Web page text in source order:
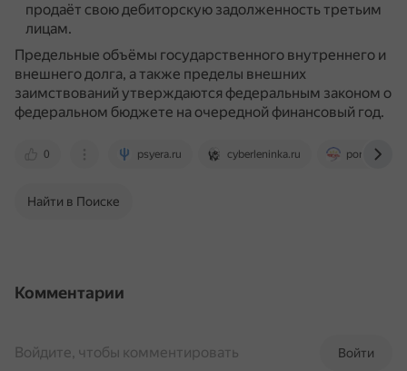
продаёт свою дебиторскую задолженность третьим
лицам.
Предельные объёмы государственного внутреннего и
внешнего долга, а также пределы внешних
заимствований утверждаются федеральным законом о
федеральном бюджете на очередной финансовый год.
0 psyera.ru cyberleninka.ru
Найти в Поиске
Комментарии
Войти
Войдите, чтобы комментировать